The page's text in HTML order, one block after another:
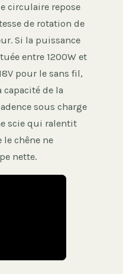
circulaire repose
de rotation de
Si la puissance
entre 1200W et
pour le sans fil,
capacité de la
sous charge
scie qui ralentit
chêne ne
nette.